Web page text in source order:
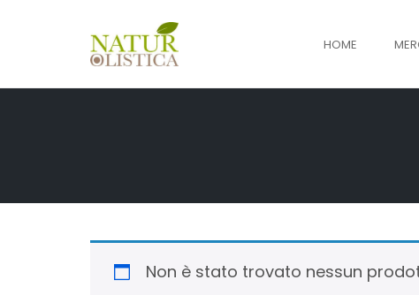
HOME
Non è stato trovato nessun